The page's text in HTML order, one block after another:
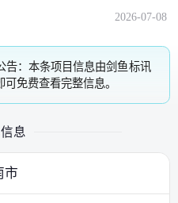
2026-07-08
告：本条项目信息由剑鱼标讯
可免费查看完整信息。
息
市